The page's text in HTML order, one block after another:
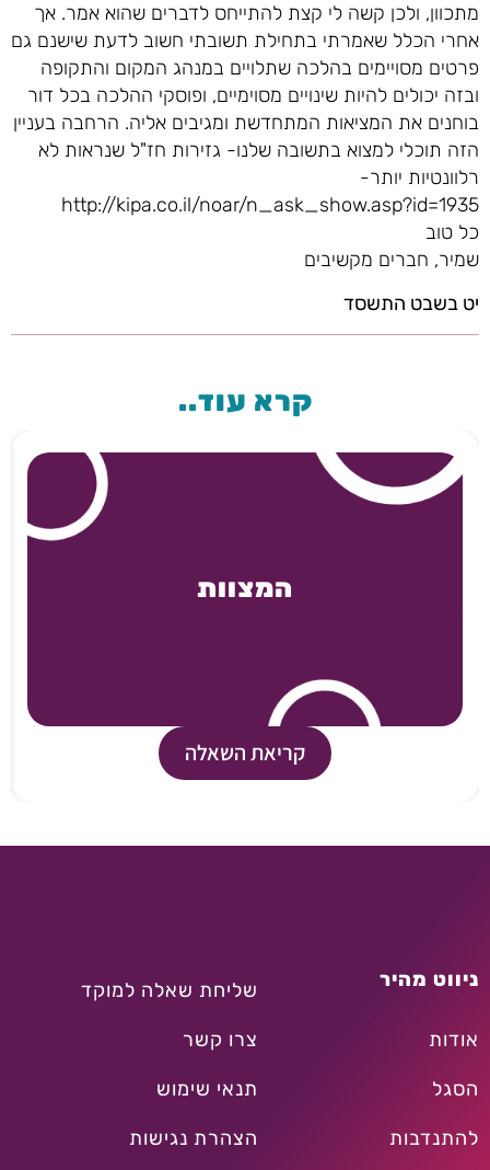
מתכוון, ולכן קשה לי קצת להתייחס לדברים שהוא אמר. אך
אחרי הכלל שאמרתי בתחילת תשובתי חשוב לדעת שישנם גם
פרטים מסויימים בהלכה שתלויים במנהג המקום והתקופה
ובזה יכולים להיות שינויים מסוימיים, ופוסקי ההלכה בכל דור
בוחנים את המציאות המתחדשת ומגיבים אליה. הרחבה בעניין
הזה תוכלי למצוא בתשובה שלנו- גזירות חז"ל שנראות לא
רלוונטיות יותר-
http://kipa.co.il/noar/n_ask_show.asp?id=1935
כל טוב
שמיר, חברים מקשיבים
יט בשבט התשסד
קרא עוד..
המצוות
קריאת השאלה
ניווט מהיר
אודות
הסגל
להתנדבות
שליחת שאלה למוקד
צרו קשר
תנאי שימוש
הצהרת נגישות